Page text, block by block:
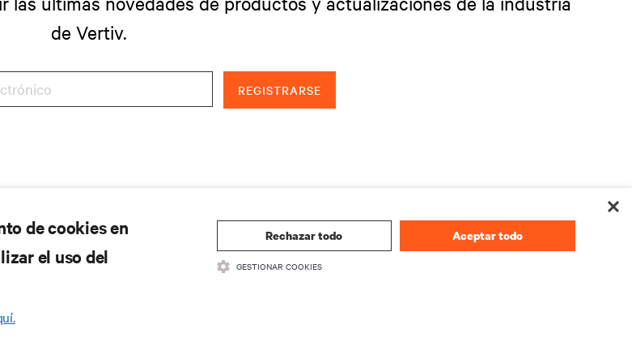
de Vertiv.
REGISTRARSE
de cookies en
el uso del
Rechazar todo Aceptar todo
GESTIONAR COOKIES